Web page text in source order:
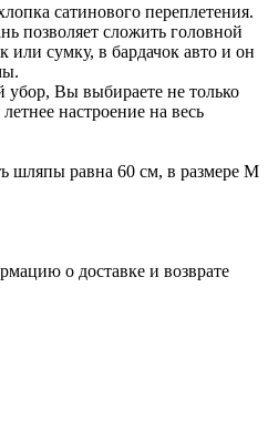
сатинового переплетения.
позволяет сложить головной
или сумку, в бардачок авто и он
убор, Вы выбираете не только
настроение на весь
шляпы равна 60 см, в размере М
о доставке и возврате